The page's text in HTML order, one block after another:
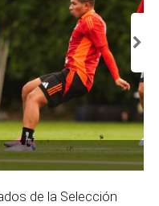
de la Selección